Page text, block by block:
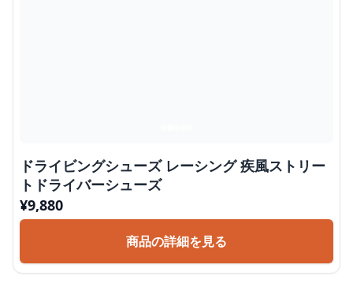
ドライビングシューズ レーシング 疾風ストリー
トドライバーシューズ
¥9,880
商品の詳細を見る